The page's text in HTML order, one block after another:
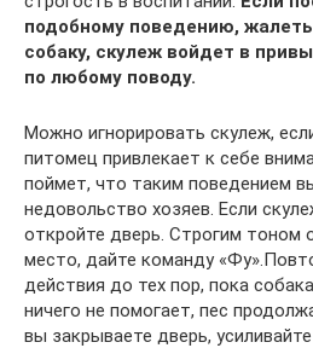
подобному поведению,
собаку, скулеж войдет в
по любому поводу.
Можно игнорировать скулеж,
питомец привлекает к себе
поймет, что таким поведением
недовольство хозяев. Если
откройте дверь. Строгим тоном
место, дайте команду
действия до тех пор, пока
ничего не помогает, пес
вы закрываете дверь,